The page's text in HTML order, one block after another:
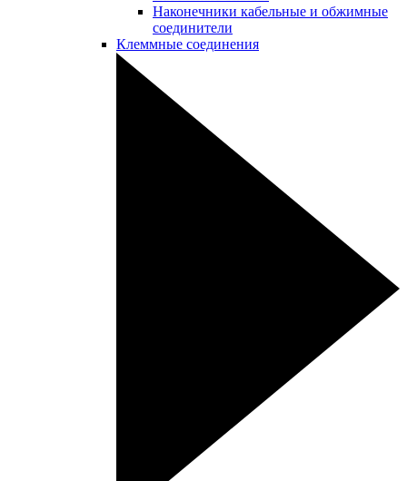
Наконечники кабельные и обжимные
соединители
Клеммные соединения